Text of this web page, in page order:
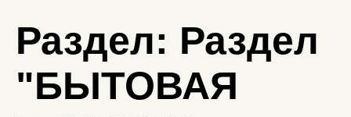
Раздел: Раздел
"БЫТОВАЯ